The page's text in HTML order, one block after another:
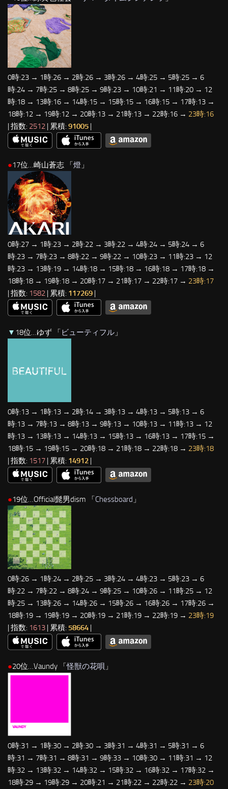
0時:23 → 1時:26 → 2時:26 → 3時:26 → 4時:25 → 5時:25 → 6
時:24 → 7時:25 → 8時:25 → 9時:23 → 10時:21 → 11時:20 → 12
時:18 → 13時:16 → 14時:15 → 15時:15 → 16時:15 → 17時:13 →
18時:12 → 19時:12 → 20時:13 → 21時:13 → 22時:16 → 23時:16
| 指数: 2512 | 累積: 91005 |
●17位…崎山蒼志 「 燈 」
0時:27 → 1時:23 → 2時:22 → 3時:22 → 4時:24 → 5時:24 → 6
時:23 → 7時:23 → 8時:22 → 9時:22 → 10時:23 → 11時:23 → 12
時:23 → 13時:19 → 14時:18 → 15時:18 → 16時:18 → 17時:18 →
18時:18 → 19時:18 → 20時:17 → 21時:17 → 22時:17 → 23時:17
| 指数: 1582 | 累積: 117269
▼ 18位…ゆず 「ビューティフル 」
0時:13 → 1時:13 → 2時:14 → 3時:13 → 4時:13 → 5時:13 → 6
時:13 → 7時:13 → 8時:13 → 9時:13 → 10時:13 → 11時:13 → 12
時:13 → 13時:13 → 14時:13 → 15時:13 → 16時:13 → 17時:15 →
18時:15 → 19時:15 → 20時:18 → 21時:18 → 22時:18 → 23時:18
| 指数: 1517 | 累積: 14912 |
●19位…Official髭男dism 「Chessboard 」
0時:26 → 1時:24 → 2時:25 → 3時:24 → 4時:23 → 5時:23 → 6
時:22 → 7時:22 → 8時:24 → 9時:25 → 10時:26 → 11時:25 → 12
時:25 → 13時:26 → 14時:26 → 15時:26 → 16時:26 → 17時:26 →
18時:19 → 19時:19 → 20時:19 → 21時:19 → 22時:19 → 23時:19
| 指数: 1613 | 累積: 58664 |
●20位…Vaundy 「怪獣の花唄 」
0時:31 → 1時:30 → 2時:30 → 3時:31 → 4時:31 → 5時:31 → 6
時:31 → 7時:31 → 8時:31 → 9時:33 → 10時:30 → 11時:31 → 12
時:32 → 13時:32 → 14時:32 → 15時:32 → 16時:32 → 17時:32 →
18時:29 → 19時:29 → 20時:21 → 21時:22 → 22時:22 → 23時:20